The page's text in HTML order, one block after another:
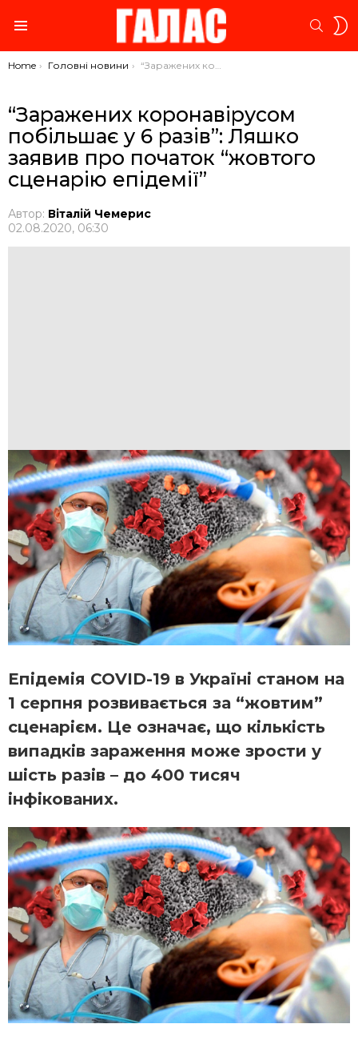
You are here:
Home Головні новини “Заражених коронавірусом побільшає у 6 разів”: Ляшко заявив про початок “жовтого сценарію епідемії”
“Заражених коронавірусом
побільшає у 6 разів”: Ляшко
заявив про початок “жовтого
сценарію епідемії”
Автор: Віталій Чемерис
02.08.2020, 06:30
Епідемія COVID-19 в Україні станом на
1 серпня розвивається за “жовтим”
сценарієм. Це означає, що кількість
випадків зараження може зрости у
шість разів – до 400 тисяч
інфікованих.